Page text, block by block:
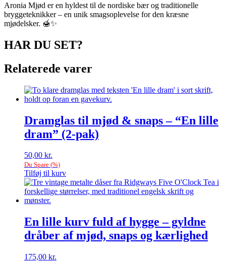
Aronia Mjød er en hyldest til de nordiske bær og traditionelle
bryggeteknikker – en unik smagsoplevelse for den kræsne
mjødelsker. 🍯✨
HAR DU SET?
Relaterede varer
Dramglas til mjød & snaps – “En lille
dram” (2-pak)
50,00 kr.
Du Spare (%)
Tilføj til kurv
En lille kurv fuld af hygge – gyldne
dråber af mjød, snaps og kærlighed
175,00 kr.